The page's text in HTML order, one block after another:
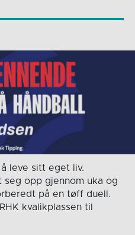
leve sitt eget liv.
seg opp gjennom uka og
på en tøff duell.
kvalikplassen til